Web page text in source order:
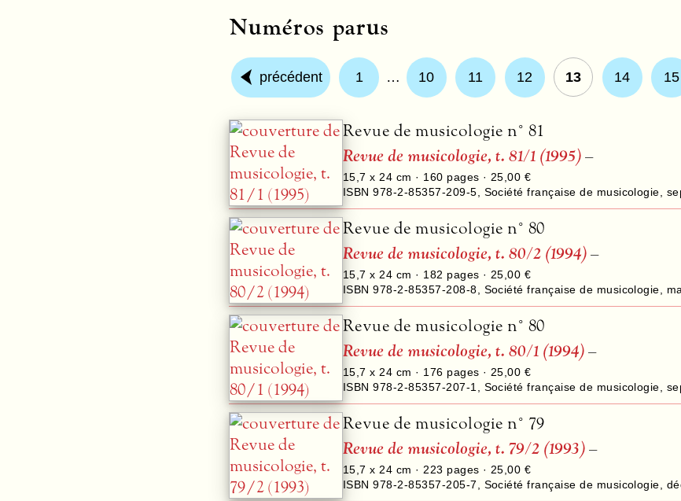
Numéros parus
précédent 1 … 10 11 12 13 14 15
Revue de musicologie n° 81
Revue de musicologie, t. 81/1 (1995)–
15,7 x 24 cm · 160 pages · 25,00 €
ISBN 978-2-85357-209-5
Société française de musicologie
Revue de musicologie n° 80
Revue de musicologie, t. 80/2 (1994)–
15,7 x 24 cm · 182 pages · 25,00 €
ISBN 978-2-85357-208-8
Société française de musicologie
Revue de musicologie n° 80
Revue de musicologie, t. 80/1 (1994)–
15,7 x 24 cm · 176 pages · 25,00 €
ISBN 978-2-85357-207-1
Société française de musicologie
Revue de musicologie n° 79
Revue de musicologie, t. 79/2 (1993)–
15,7 x 24 cm · 223 pages · 25,00 €
ISBN 978-2-85357-205-7
Société française de musicologie